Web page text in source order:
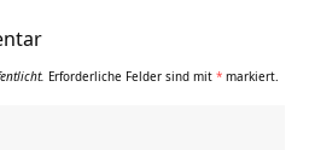
Erforderliche Felder sind mit * markiert.